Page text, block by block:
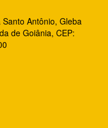
Antônio, Gleba
de Goiânia, CEP: